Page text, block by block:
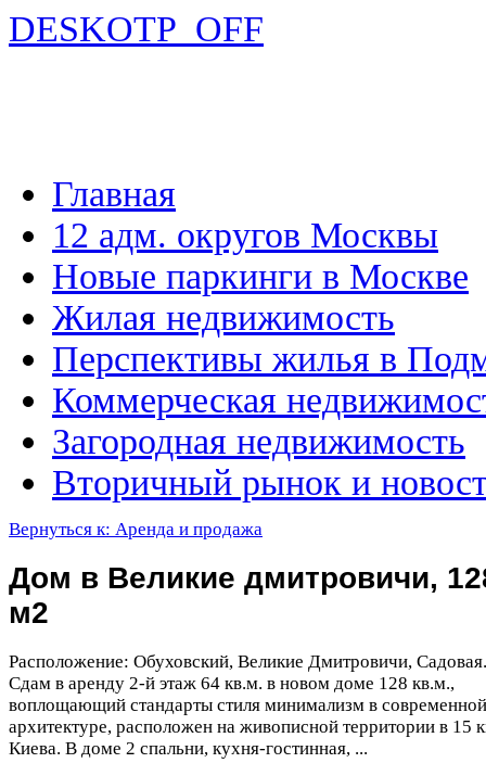
DESKOTP_OFF
Главная
12 адм. округов Москвы
Новые паркинги в Москве
Жилая недвижимость
Перспективы жилья в
Коммерческая
Загородная недвижимость
Вторичный рынок и
Вернуться к: Аренда и продажа
Дом в Великие дмитровичи,
м2
Расположение: Обуховский, Великие Дмитровичи, Садовая.
Сдам в аренду 2-й этаж 64 кв.м. в новом доме 128 кв.м.,
воплощающий стандарты стиля минимализм в современной
архитектуре, расположен на живописной территории в 15
Киева. В доме 2 спальни, кухня-гостинная, ...